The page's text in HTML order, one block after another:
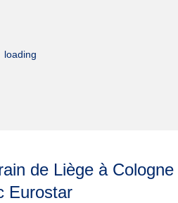
loading
de Liège à Cologne
Eurostar